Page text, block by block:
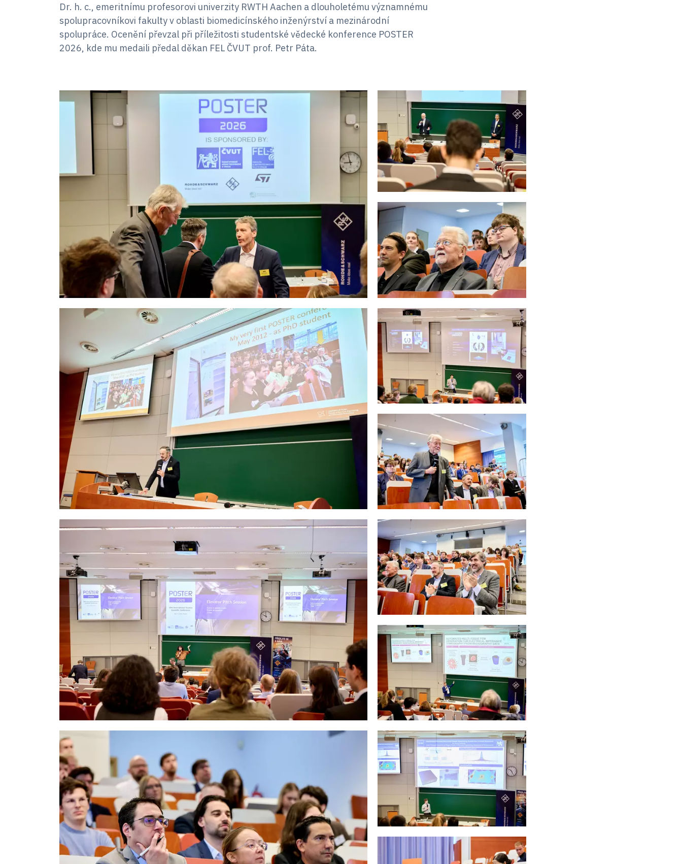
Dr. h. c., emeritnímu profesorovi univerzity RWTH Aachen a dlouholetému významnému
spolupracovníkovi fakulty v oblasti biomedicínského inženýrství a mezinárodní
spolupráce. Ocenění převzal při příležitosti studentské vědecké konference POSTER
2026, kde mu medaili předal děkan FEL ČVUT prof. Petr Páta.